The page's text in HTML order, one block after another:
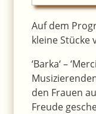
Auf dem
kleine Stücke
‘Barka‘ –
den Frauen
Freude